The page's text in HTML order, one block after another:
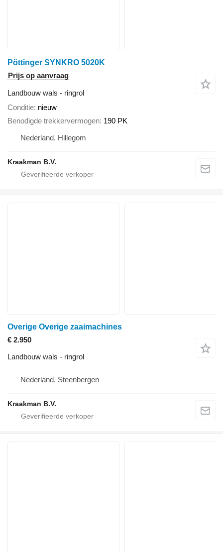
Pöttinger SYNKRO 5020K
Prijs op aanvraag
Landbouw wals - ringrol
Conditie nieuw
Benodigde trekkervermogen 190 PK
Nederland, Hillegom
Kraakman B.V.
Overige Overige zaaimachines
€ 2.950
Landbouw wals - ringrol
Nederland, Steenbergen
Kraakman B.V.